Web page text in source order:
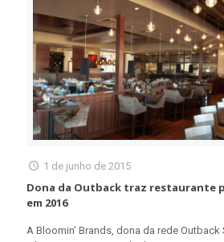
1 de junho de 2015
Dona da Outback traz restaurante
em 2016
A Bloomin’ Brands, dona da rede Outback